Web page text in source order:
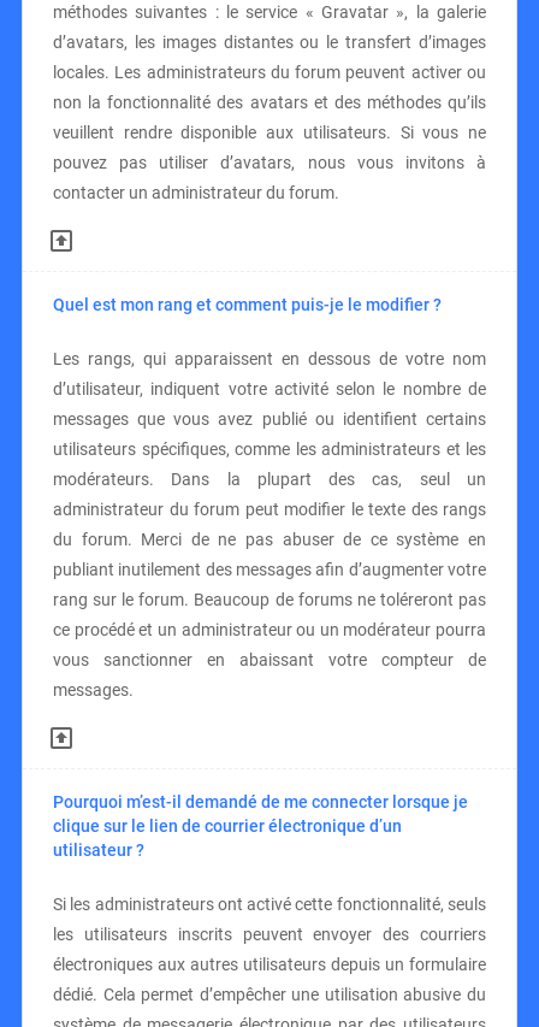
méthodes suivantes : le service « Gravatar », la galerie
d’avatars, les images distantes ou le transfert d’images
locales. Les administrateurs du forum peuvent activer ou
non la fonctionnalité des avatars et des méthodes qu’ils
veuillent rendre disponible aux utilisateurs. Si vous ne
pouvez pas utiliser d’avatars, nous vous invitons à
contacter un administrateur du forum.
Quel est mon rang et comment puis-je le modifier ?
Les rangs, qui apparaissent en dessous de votre nom
d’utilisateur, indiquent votre activité selon le nombre de
messages que vous avez publié ou identifient certains
utilisateurs spécifiques, comme les administrateurs et les
modérateurs. Dans la plupart des cas, seul un
administrateur du forum peut modifier le texte des rangs
du forum. Merci de ne pas abuser de ce système en
publiant inutilement des messages afin d’augmenter votre
rang sur le forum. Beaucoup de forums ne toléreront pas
ce procédé et un administrateur ou un modérateur pourra
vous sanctionner en abaissant votre compteur de
messages.
Pourquoi m’est-il demandé de me connecter lorsque je
clique sur le lien de courrier électronique d’un
utilisateur ?
Si les administrateurs ont activé cette fonctionnalité, seuls
les utilisateurs inscrits peuvent envoyer des courriers
électroniques aux autres utilisateurs depuis un formulaire
dédié. Cela permet d’empêcher une utilisation abusive du